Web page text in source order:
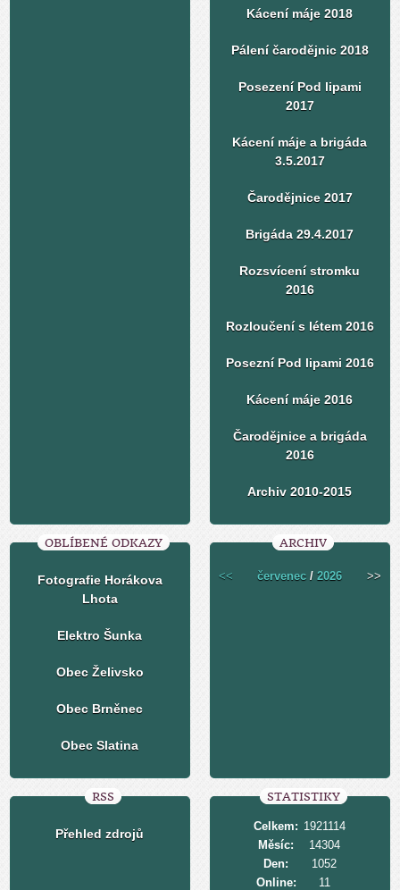
Kácení máje 2018
Pálení čarodějnic 2018
Posezení Pod lipami
2017
Kácení máje a brigáda
3.5.2017
Čarodějnice 2017
Brigáda 29.4.2017
Rozsvícení stromku
2016
Rozloučení s létem 2016
Posezní Pod lipami 2016
Kácení máje 2016
Čarodějnice a brigáda
2016
Archiv 2010-2015
OBLÍBENÉ ODKAZY
Fotografie Horákova
Lhota
Elektro Šunka
Obec Želivsko
Obec Brněnec
Obec Slatina
ARCHIV
<< červenec /2026 >>
RSS
Přehled zdrojů
STATISTIKY
Online: 11
Celkem: 1921114
Měsíc:
14304
Den:
1052